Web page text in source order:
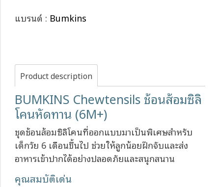
แบรนด์ : Bumkins
Product description
BUMKINS Chewtensils ช้อนส้อมซิลิ
โคนหัดทาน (6M+)
ชุดช้อนส้อมซิลิโคนที่ออกแบบมาเป็นพิเศษสำหรับ
เด็กวัย 6 เดือนขึ้นไป ช่วยให้ลูกน้อยฝึกจับและส่ง
อาหารเข้าปากได้อย่างปลอดภัยและสนุกสนาน
คุณสมบัติเด่น